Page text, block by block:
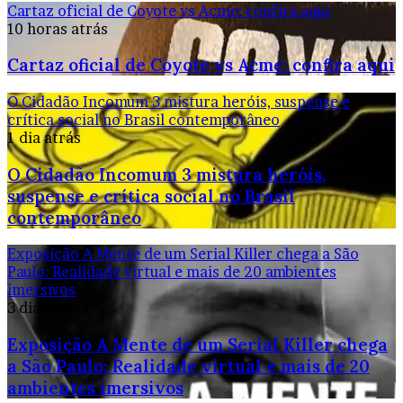
Cartaz oficial de Coyote vs Acme: confira aqui
10 horas atrás
Cartaz oficial de Coyote vs Acme: confira aqui
O Cidadão Incomum 3 mistura heróis, suspense e
crítica social no Brasil contemporâneo
1 dia atrás
O Cidadão Incomum 3 mistura heróis,
suspense e crítica social no Brasil
contemporâneo
Exposição A Mente de um Serial Killer chega a São
Paulo: Realidade virtual e mais de 20 ambientes
imersivos
3 dias atrás
Exposição A Mente de um Serial Killer chega
a São Paulo: Realidade virtual e mais de 20
ambientes imersivos